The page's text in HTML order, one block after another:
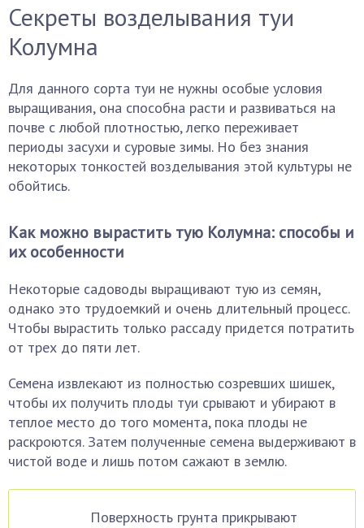
Секреты возделывания туи
Колумна
Для данного сорта туи не нужны особые условия
выращивания, она способна расти и развиваться на
почве с любой плотностью, легко переживает
периоды засухи и суровые зимы. Но без знания
некоторых тонкостей возделывания этой культуры не
обойтись.
Как можно вырастить тую Колумна: способы и
их особенности
Некоторые садоводы выращивают тую из семян,
однако это трудоемкий и очень длительный процесс.
Чтобы вырастить только рассаду придется потратить
от трех до пяти лет.
Семена извлекают из полностью созревших шишек,
чтобы их получить плоды туи срывают и убирают в
теплое место до того момента, пока плоды не
раскроются. Затем полученные семена выдерживают в
чистой воде и лишь потом сажают в землю.
Поверхность грунта прикрывают